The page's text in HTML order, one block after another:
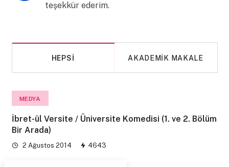
teşekkür ederim.
HEPSI AKADEMIK MAKALE
MEDYA
İbret-ül Versite / Üniversite Komedisi (1. ve 2. Bölüm
Bir Arada)
2 Ağustos 2014 4643